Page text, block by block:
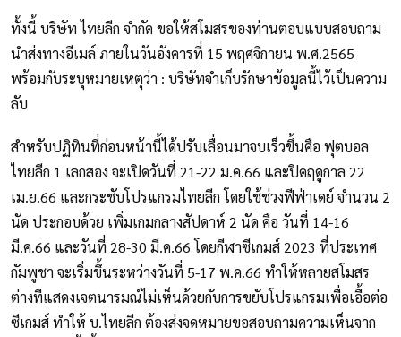
ทั้งนี้ บริษัท ไทยลีก จำกัด ขอให้สโมสรของท่านตอบแบบสอบถาม
นำส่งทางอีเมล์ ภายในวันอังคารที่ 15 พฤศจิกายน พ.ศ.2565
พร้อมกับระบุหมายเหตุว่า : บริษัทจำเก็บรักษาข้อมูลนี้ไว้เป็นความ
ลับ
สำหรับปฏิทินที่ก่อนหน้านี้ได้ปรับเลื่อนมาจบเร็วขึ้นคือ ฟุตบอล
ไทยลีก 1 เลกสอง จะเปิดวันที่ 21-22 ม.ค.66 และปิดฤดูกาล 22
เม.ย.66 และกระชับโปรแกรมไทยลีก โดยใช้ช่วงฟีฟ่าเดย์ จำนวน 2
นัด ประกอบด้วย เพิ่มเกมกลางสัปดาห์ 2 นัด คือ วันที่ 14-16
มี.ค.66 และวันที่ 28-30 มี.ค.66 โดยกีฬาซีเกมส์ 2023 ที่ประเทศ
กัมพูชา จะเริ่มขึ้นระหว่างวันที่ 5-17 พ.ค.66 ทำให้หลายสโมสร
ต่างทีแสดงเจตนารมณ์ไม่เห็นด้วยกับการขยับโปรแกรมเพื่อเอื้อต่อ
ซีเกมส์ ทำให้ บ.ไทยลีก ต้องส่งจดหมายขอสอบถามความเห็นจาก